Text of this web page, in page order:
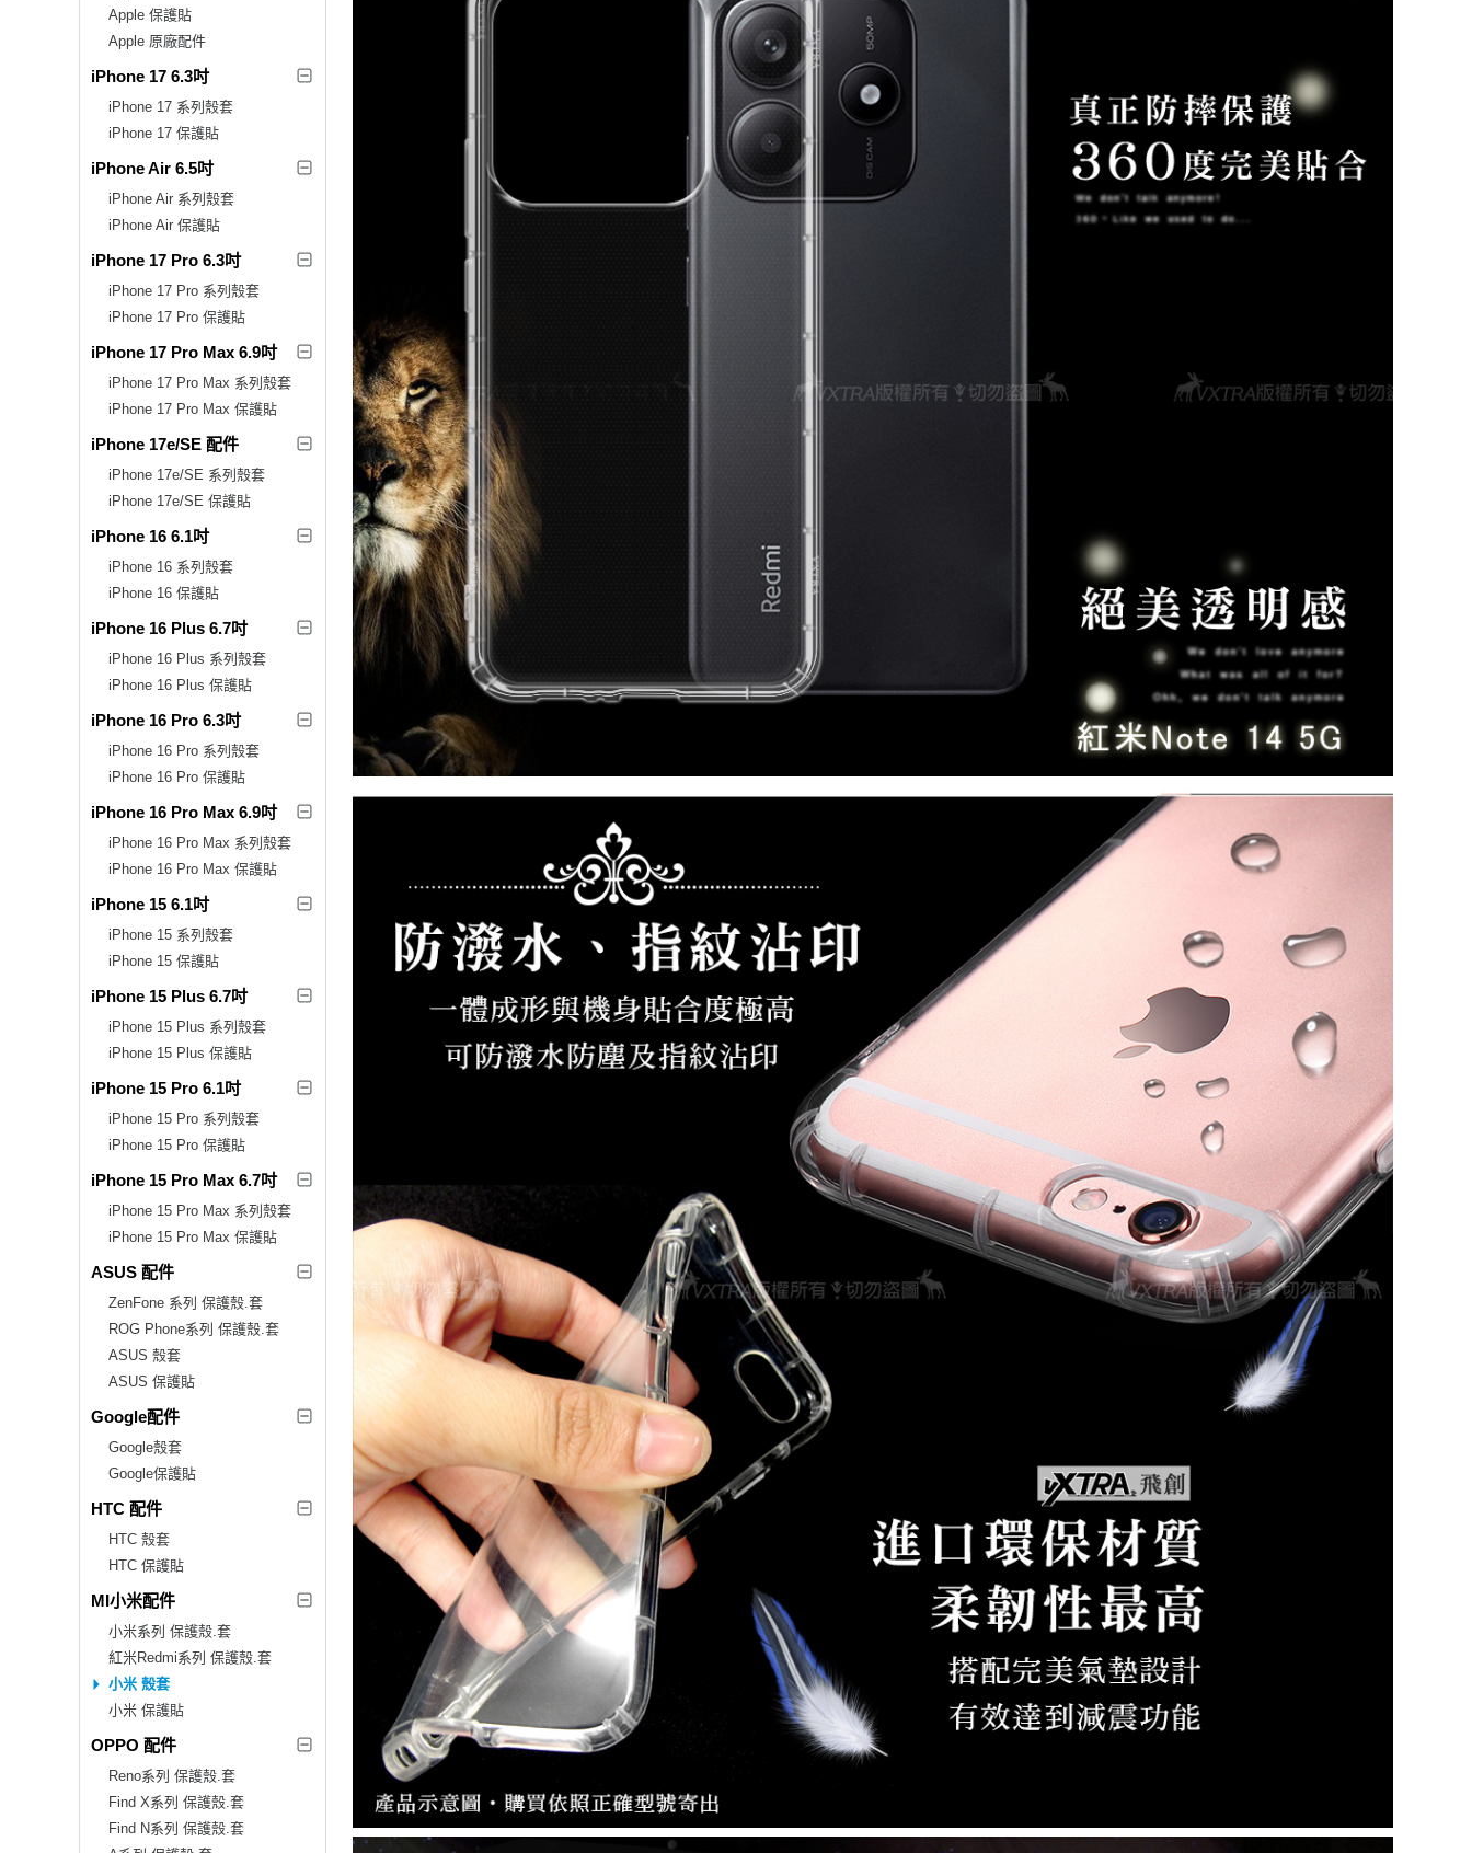
Apple 保護貼
Apple 原廠配件
iPhone 17 6.3吋
iPhone 17 系列殼套
iPhone 17 保護貼
iPhone Air 6.5吋
iPhone Air 系列殼套
iPhone Air 保護貼
iPhone 17 Pro 6.3吋
iPhone 17 Pro 系列殼套
iPhone 17 Pro 保護貼
iPhone 17 Pro Max 6.9吋
iPhone 17 Pro Max 系列殼套
iPhone 17 Pro Max 保護貼
iPhone 17e/SE 配件
iPhone 17e/SE 系列殼套
iPhone 17e/SE 保護貼
iPhone 16 6.1吋
iPhone 16 系列殼套
iPhone 16 保護貼
iPhone 16 Plus 6.7吋
iPhone 16 Plus 系列殼套
iPhone 16 Plus 保護貼
iPhone 16 Pro 6.3吋
iPhone 16 Pro 系列殼套
iPhone 16 Pro 保護貼
iPhone 16 Pro Max 6.9吋
iPhone 16 Pro Max 系列殼套
iPhone 16 Pro Max 保護貼
iPhone 15 6.1吋
iPhone 15 系列殼套
iPhone 15 保護貼
iPhone 15 Plus 6.7吋
iPhone 15 Plus 系列殼套
iPhone 15 Plus 保護貼
iPhone 15 Pro 6.1吋
iPhone 15 Pro 系列殼套
iPhone 15 Pro 保護貼
iPhone 15 Pro Max 6.7吋
iPhone 15 Pro Max 系列殼套
iPhone 15 Pro Max 保護貼
ASUS 配件
ZenFone 系列 保護殼.套
ROG Phone系列 保護殼.套
ASUS 殼套
ASUS 保護貼
Google配件
Google殼套
Google保護貼
HTC 配件
HTC 殼套
HTC 保護貼
MI小米配件
小米系列 保護殼.套
紅米Redmi系列 保護殼.套
小米 殼套
小米 保護貼
OPPO 配件
Reno系列 保護殼.套
Find X系列 保護殼.套
Find N系列 保護殼.套